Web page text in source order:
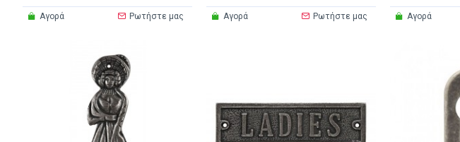
Αγορά Ρωτήστε μας Αγορά Ρωτήστε μας Αγορά